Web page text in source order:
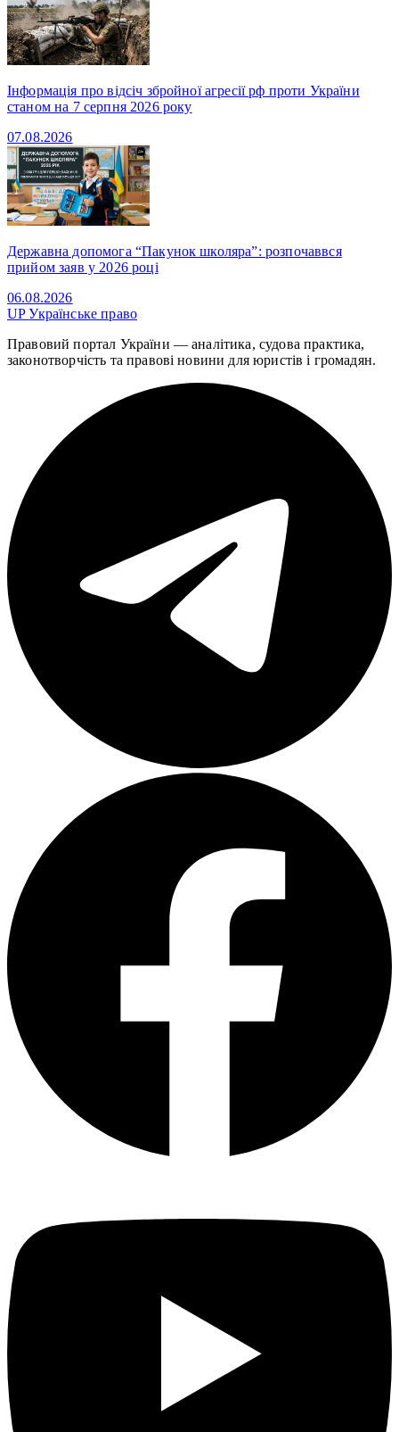
Інформація про відсіч збройної агресії рф проти України
станом на 7 серпня 2026 року
07.08.2026
Державна допомога “Пакунок школяра”: розпочаввся
прийом заяв у 2026 році
06.08.2026
UPУкраїнське право
Правовий портал України — аналітика, судова практика,
законотворчість та правові новини для юристів і громадян.